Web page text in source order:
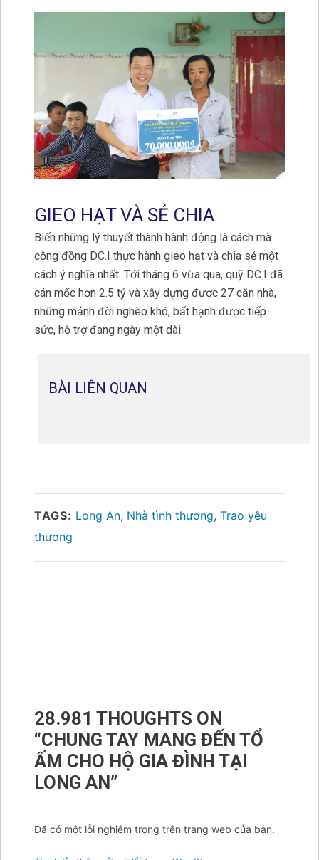
GIEO HẠT VÀ SẺ CHIA
Biến những lý thuyết thành hành động là cách mà
cộng đồng DC.I thực hành gieo hạt và chia sẻ một
cách ý nghĩa nhất. Tới tháng 6 vừa qua, quỹ DC.I đã
cán mốc hơn 2.5 tỷ và xây dựng được 27 căn nhà,
những mảnh đời nghèo khó, bất hạnh được tiếp
sức, hỗ trợ đang ngày một dài.
BÀI LIÊN QUAN
TAGS: Long An, Nhà tình thương, Trao yêu
thương
28.981 THOUGHTS ON
“CHUNG TAY MANG ĐẾN TỔ
ẤM CHO HỘ GIA ĐÌNH TẠI
LONG AN”
Đã có một lỗi nghiêm trọng trên trang web của bạn.